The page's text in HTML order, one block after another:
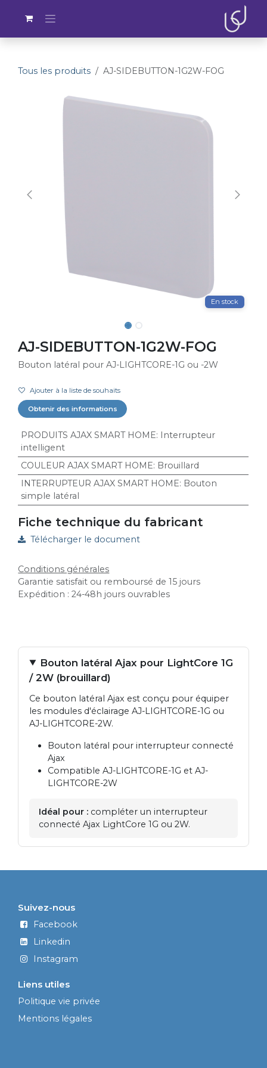
Tous les produits AJ-SIDEBUTTON-1G2W-FOG
En stock
AJ-SIDEBUTTON-1G2W-FOG
Bouton latéral pour AJ-LIGHTCORE-1G ou -2W
Ajouter à la liste de souhaits
Obtenir des informations
PRODUITS AJAX SMART HOME:
Interrupteur
intelligent
COULEUR AJAX SMART HOME: Brouillard
INTERRUPTEUR AJAX SMART HOME: Bouton
simple latéral
Fiche technique du fabricant
Télécharger le document
Conditions générales
Garantie satisfait ou remboursé de 15 jours
Expédition : 24-48h jours ouvrables
Bouton latéral Ajax pour LightCore 1G
/ 2W (brouillard)
Ce bouton latéral Ajax est conçu pour équiper
les modules d'éclairage AJ-LIGHTCORE-1G ou
AJ-LIGHTCORE-2W.
Bouton latéral pour interrupteur connecté
Ajax
Compatible AJ-LIGHTCORE-1G et AJ-
LIGHTCORE-2W
Idéal pour : compléter un interrupteur
connecté Ajax LightCore 1G ou 2W.
Liens utiles
Politique vie privée
Mentions légales
Suivez-nous
Facebook
Linkedin
Instagram